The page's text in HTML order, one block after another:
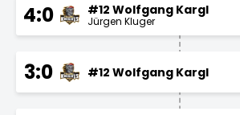
4:0 #12 Wolfgang Kargl
Jürgen Kluger
3:0 #12 Wolfgang Kargl